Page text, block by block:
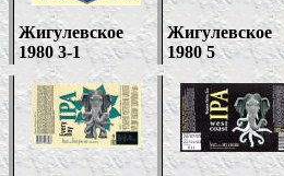
Жигулевское
1980 3-1
Жигулевское
19805